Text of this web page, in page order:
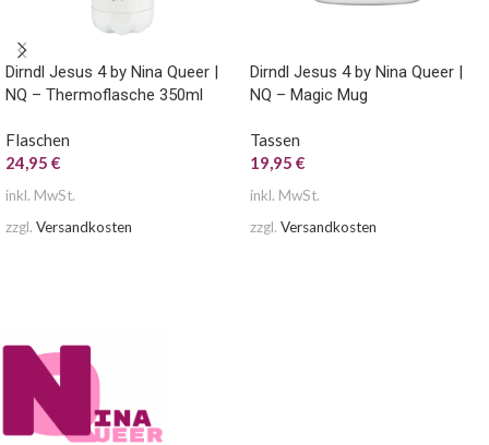
Dirndl Jesus 4 by Nina Queer |
NQ – Thermoflasche 350ml
Flaschen
24,95 €
inkl. MwSt.
zzgl. Versandkosten
Dirndl Jesus 4 by Nina Queer |
NQ – Magic Mug
Tassen
19,95 €
inkl. MwSt.
zzgl. Versandkosten